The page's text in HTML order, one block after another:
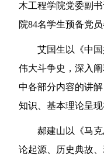
木工程学院党委副
院84名学生预备党员
艾国生以《中
伟大斗争史，深入
中各部分内容的讲
知识、基本理论呈现
郝建山以《马
论起源、历史典故